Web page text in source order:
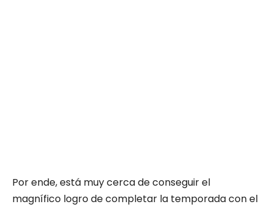
Por ende, está muy cerca de conseguir el
magnífico logro de completar la temporada con el